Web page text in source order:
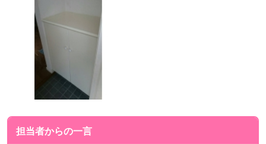
担当者からの一言